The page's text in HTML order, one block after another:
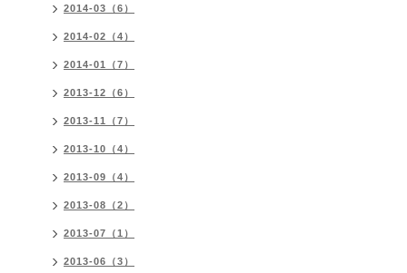
2014-03（6）
2014-02（4）
2014-01（7）
2013-12（6）
2013-11（7）
2013-10（4）
2013-09（4）
2013-08（2）
2013-07（1）
2013-06（3）